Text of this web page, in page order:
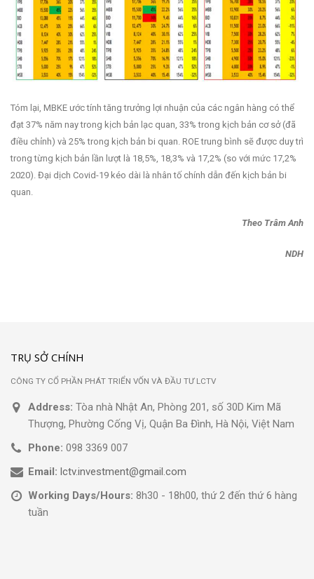
Tóm lại, MBKE ước tính tăng trưởng lợi nhuận của các ngân hàng có thể
đạt 37% năm nay trong kịch bản lạc quan, 33% trong kịch bản cơ sở (đã
điều chỉnh) và 25% trong kịch bản bi quan. ROE trung bình sẽ được duy trì
trong từng kịch bản lần lượt là 18,5%, 18,3% và 17,2% (so với mức 17,2%
2020). Đại dịch Covid-19 kéo dài là nhân tố chính dẫn đến kịch bản bi
quan.
Theo Trâm Anh
NDH
TRỤ SỞ CHÍNH
CÔNG TY CỔ PHẦN PHÁT TRIỂN VỐN VÀ ĐẦU TƯ LCTV
Address: Tòa nhà Nhật An, Phòng 201, số 30D Kim Mã
Thượng, Phường Cống Vị, Quận Ba Đình, Hà Nội, Việt Nam
Phone: 098 3369 007
Email: lctv.investment@gmail.com
Working Days/Hours: 8h30 - 18h00, thứ 2 đến thứ 6 hàng
tuần